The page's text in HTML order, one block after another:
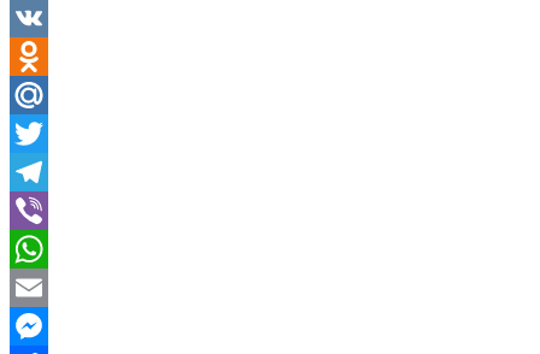
Facebook
VK
Odnoklassniki
Mail.Ru
Twitter
Telegram
Viber
WhatsApp
Email